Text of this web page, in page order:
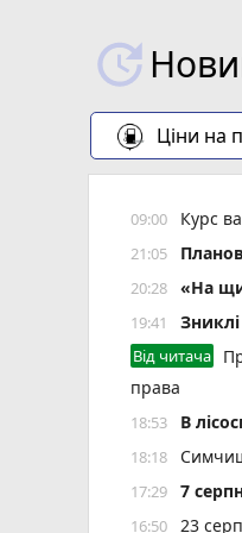
Ціни на
09:00 Курс
21:05
20:28 «На
19:41
Від читача
права
18:53 В
18:18
17:29 7
16:50 23